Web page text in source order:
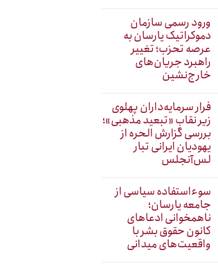
ورود رسمی سازمان
دموکراتیک یارسان به
عرصه تحزب؛ تغییر
راهبرد جریان‌های
خارج‌نشین
فرار سرمایه‌داران پهلوی
زیر نقابِ «تبعید مذهبی»؛
بررسی گزارش الحره از
یهودیان ایرانی تبار
لس‌آنجلس
سوءاستفاده سیاسی از
جامعه یارسان؛
ناهمخوانی ادعاهای
کانون حقوق بشر با
واقعیت‌های میدانی